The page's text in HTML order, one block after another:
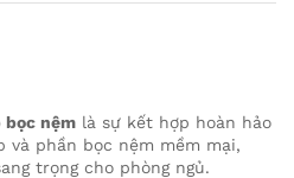
bọc nệm là sự kết hợp hoàn hảo
và phần bọc nệm mềm mại,
trọng cho phòng ngủ.